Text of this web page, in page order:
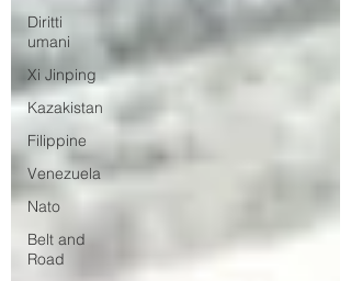
Diritti
umani
Xi Jinping
Kazakistan
Filippine
Venezuela
Nato
Belt and
Road